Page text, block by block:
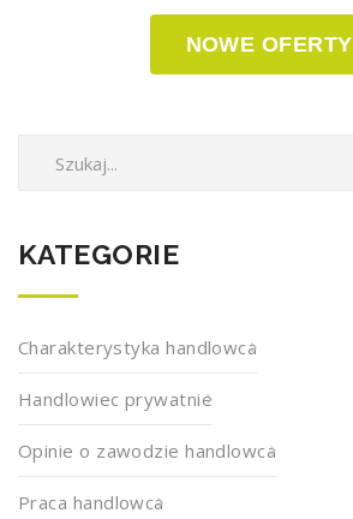
NOWE OFERTY
KATEGORIE
Charakterystyka handlowca
Handlowiec prywatnie
Opinie o zawodzie handlowca
Praca handlowca